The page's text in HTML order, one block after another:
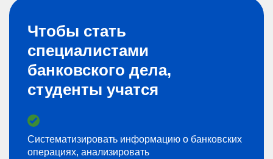
Чтобы стать
специалистами
банковского дела,
студенты учатся
Систематизировать информацию о банковских
операциях, анализировать